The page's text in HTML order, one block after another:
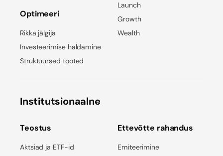
Optimeeri
Rikka jälgija
Investeerimise haldamine
Struktuursed tooted
Launch
Growth
Wealth
Institutsionaalne
Teostus
Aktsiad ja ETF-id
Ettevõtte rahandus
Emiteerimine